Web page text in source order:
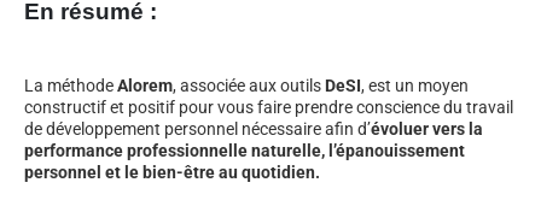
En résumé :
La méthodeAlorem, associée aux outils DeSI, est un moyen
constructif et positif pour vous faire prendre conscience du travail
de développement personnel nécessaire afin d’évoluer vers la
performance professionnelle naturelle, l’épanouissement
personnel et le bien-être au quotidien.